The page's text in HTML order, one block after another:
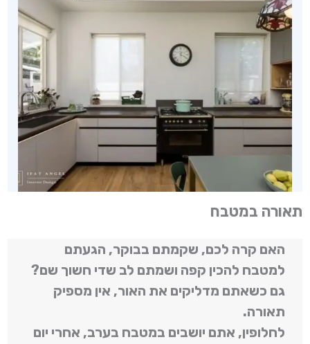
תאורה במטבח
האם קרה לכם, שקמתם בבוקר, הגעתם
למטבח להכין קפה ושמתם לב שדי חשוך שם?
גם כשאתם מדליקים את האור, אין מספיק
תאורה.
לחלופין, אתם יושבים במטבח בערב, אחרי יום